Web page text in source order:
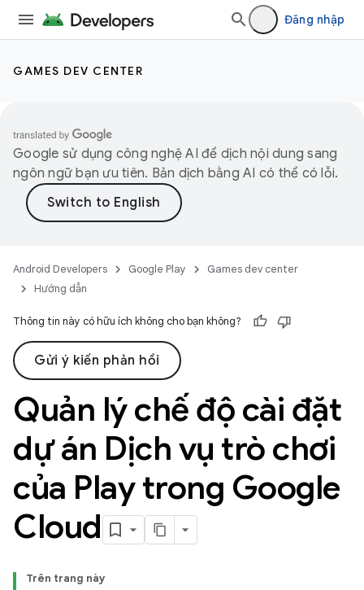
Đăng nhập
GAMES DEV CENTER
Google sử dụng công nghệ AI để dịch nội dung sang
ngôn ngữ bạn ưu tiên. Bản dịch bằng AI có thể có lỗi.
Android Developers Google Play
Games dev center
Hướng dẫn
Thông tin này có hữu ích không cho bạn không?
Gửi ý kiến phản hồi
Quản lý chế độ cài đặt
dự án Dịch vụ trò chơi
của Play trong Google
Cloud
Trên trang này